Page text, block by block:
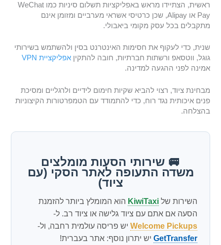
ראשית, הצתיידו מראש באפליקציות תשלום סיניות כמו WeChat
Pay או Alipay, שכן כרטיסי אשראי מערביים ומזומן אינם
מתקבלים בכל עסק מקומי ביאבולי.
שנית, כדי לעקוף את חסימות האינטרנט בסין ולהשתמש בשירותי
גוגל, ווטסאפ ורשתות חברתיות, חובה להתקיןאפליקציית VPN
אמינה לפני ההגעה למדינה.
מבחינת ציוד, רצוי להביא שקיות חימום לידיים ולרגליים ומסיכת
פנים איכותית נגד רוח, כדי להתמודד עם הטמפרטורות הקיצוניות
בהצלחה.
🚐 שירותי הסעות מומלצים
משדה התעופה לאתר הסקי (עם
ציוד)
השירות שלKiwiTaxi הוא המומלץ ביותר להזמנת
הסעה אם אתם עם ציוד גלישה או ציוד רב. ל-
Welcome Pickups יש פריסה עולמית רחבה, ול-
GetTransfer יש יתרון נוסף: אתר בעברית!